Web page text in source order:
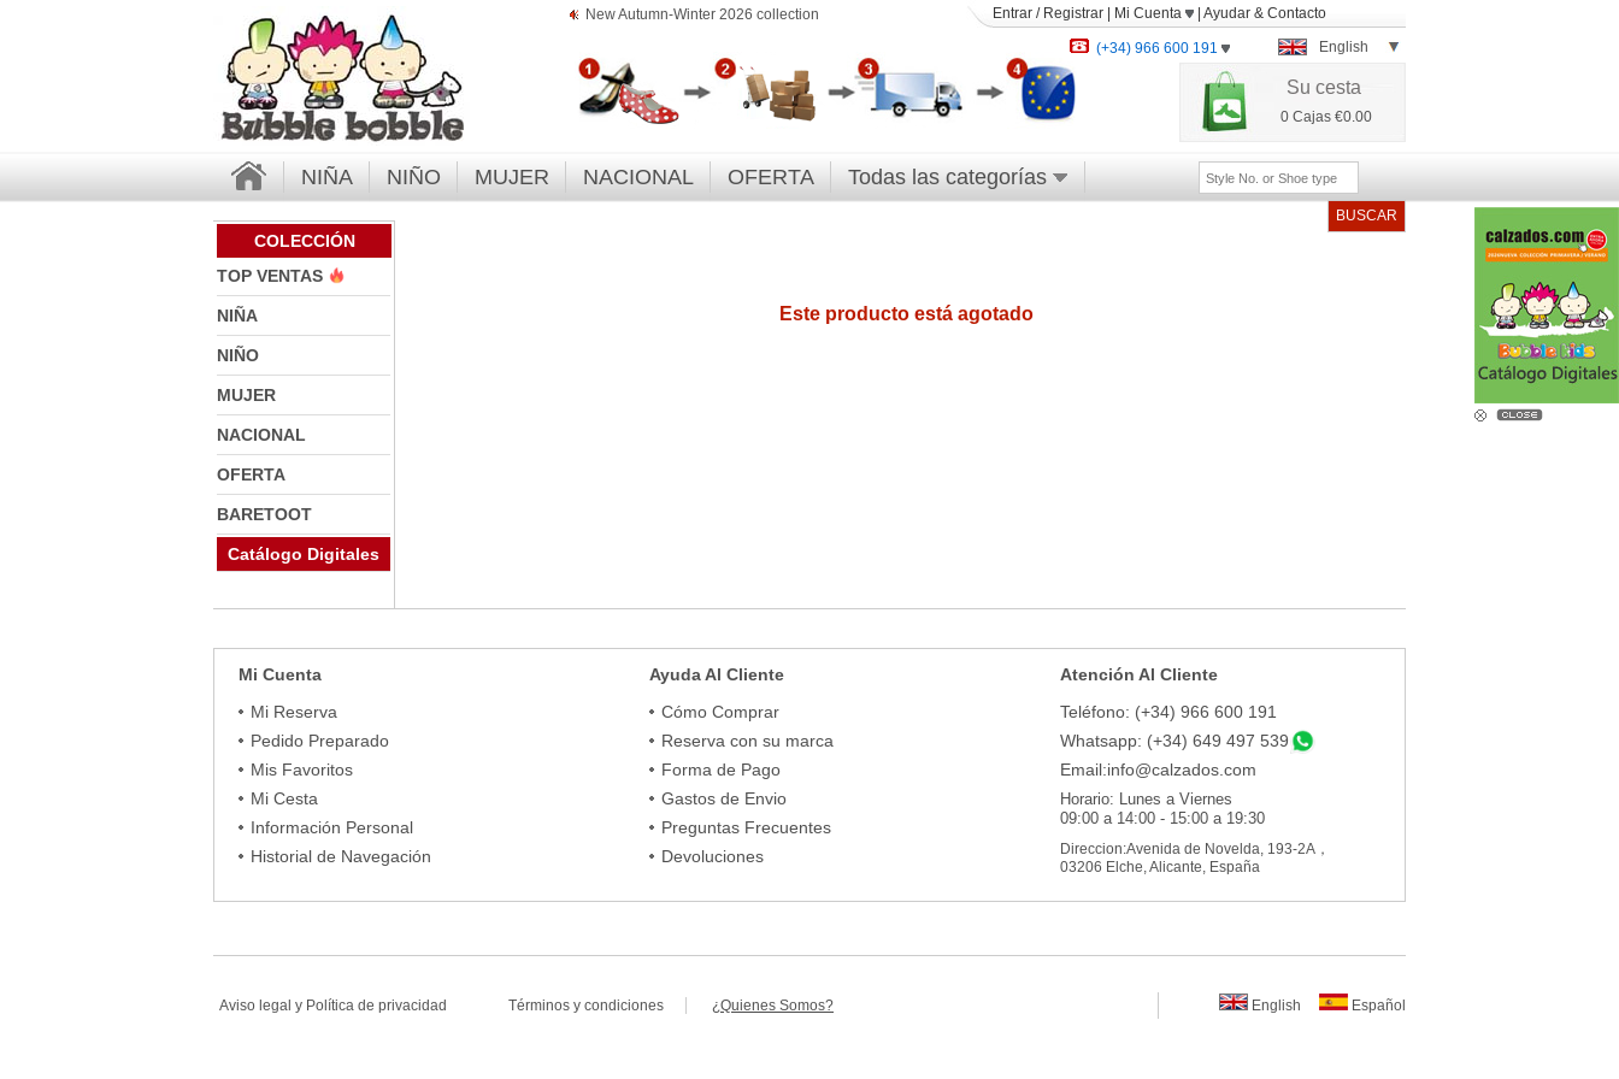
New Autumn-Winter 2026 collection Entrar / Registrar Mi Cuenta Ayudar & Contacto
(+34) 966 600 191 English
Su cesta
0Cajas €0.00
NIÑA NIÑO MUJER NACIONAL OFERTA Todas las categorías
BUSCAR
COLECCIÓN
TOP VENTAS
NIÑA
NIÑO
MUJER
NACIONAL
OFERTA
BARETOOT
Catálogo Digitales
Este producto está agotado
Mi Cuenta
Mi Reserva
Pedido Preparado
Mis Favoritos
Mi Cesta
Información Personal
Historial de Navegación
Ayuda Al Cliente
Cómo Comprar
Reserva con su marca
Forma de Pago
Gastos de Envio
Preguntas Frecuentes
Devoluciones
Atención Al Cliente
Teléfono: (+34) 966 600 191
Whatsapp: (+34) 649 497 539
Email:info@calzados.com
Horario: Lunes a Viernes
09:00 a 14:00 - 15:00 a 19:30
Direccion:Avenida de Novelda, 193-2A，
03206 Elche, Alicante, España
Aviso legal y Política de privacidad Términos y condiciones ¿Quienes Somos? English Español